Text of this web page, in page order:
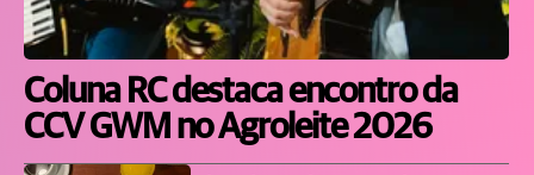
Coluna RC destaca encontro da
CCV GWM no Agroleite 2026